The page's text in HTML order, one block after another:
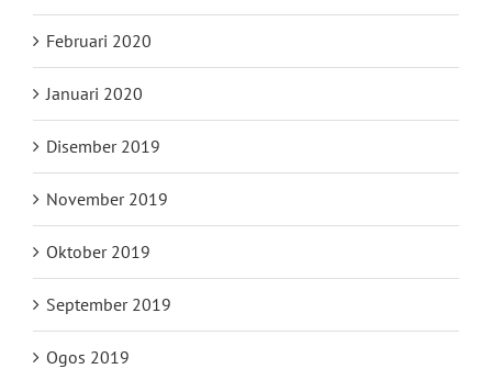
Februari 2020
Januari 2020
Disember 2019
November 2019
Oktober 2019
September 2019
Ogos 2019